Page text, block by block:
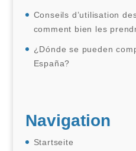
Conseils d’utilisation
comment bien les
¿Dónde se pueden
España?
Navigation
Startseite